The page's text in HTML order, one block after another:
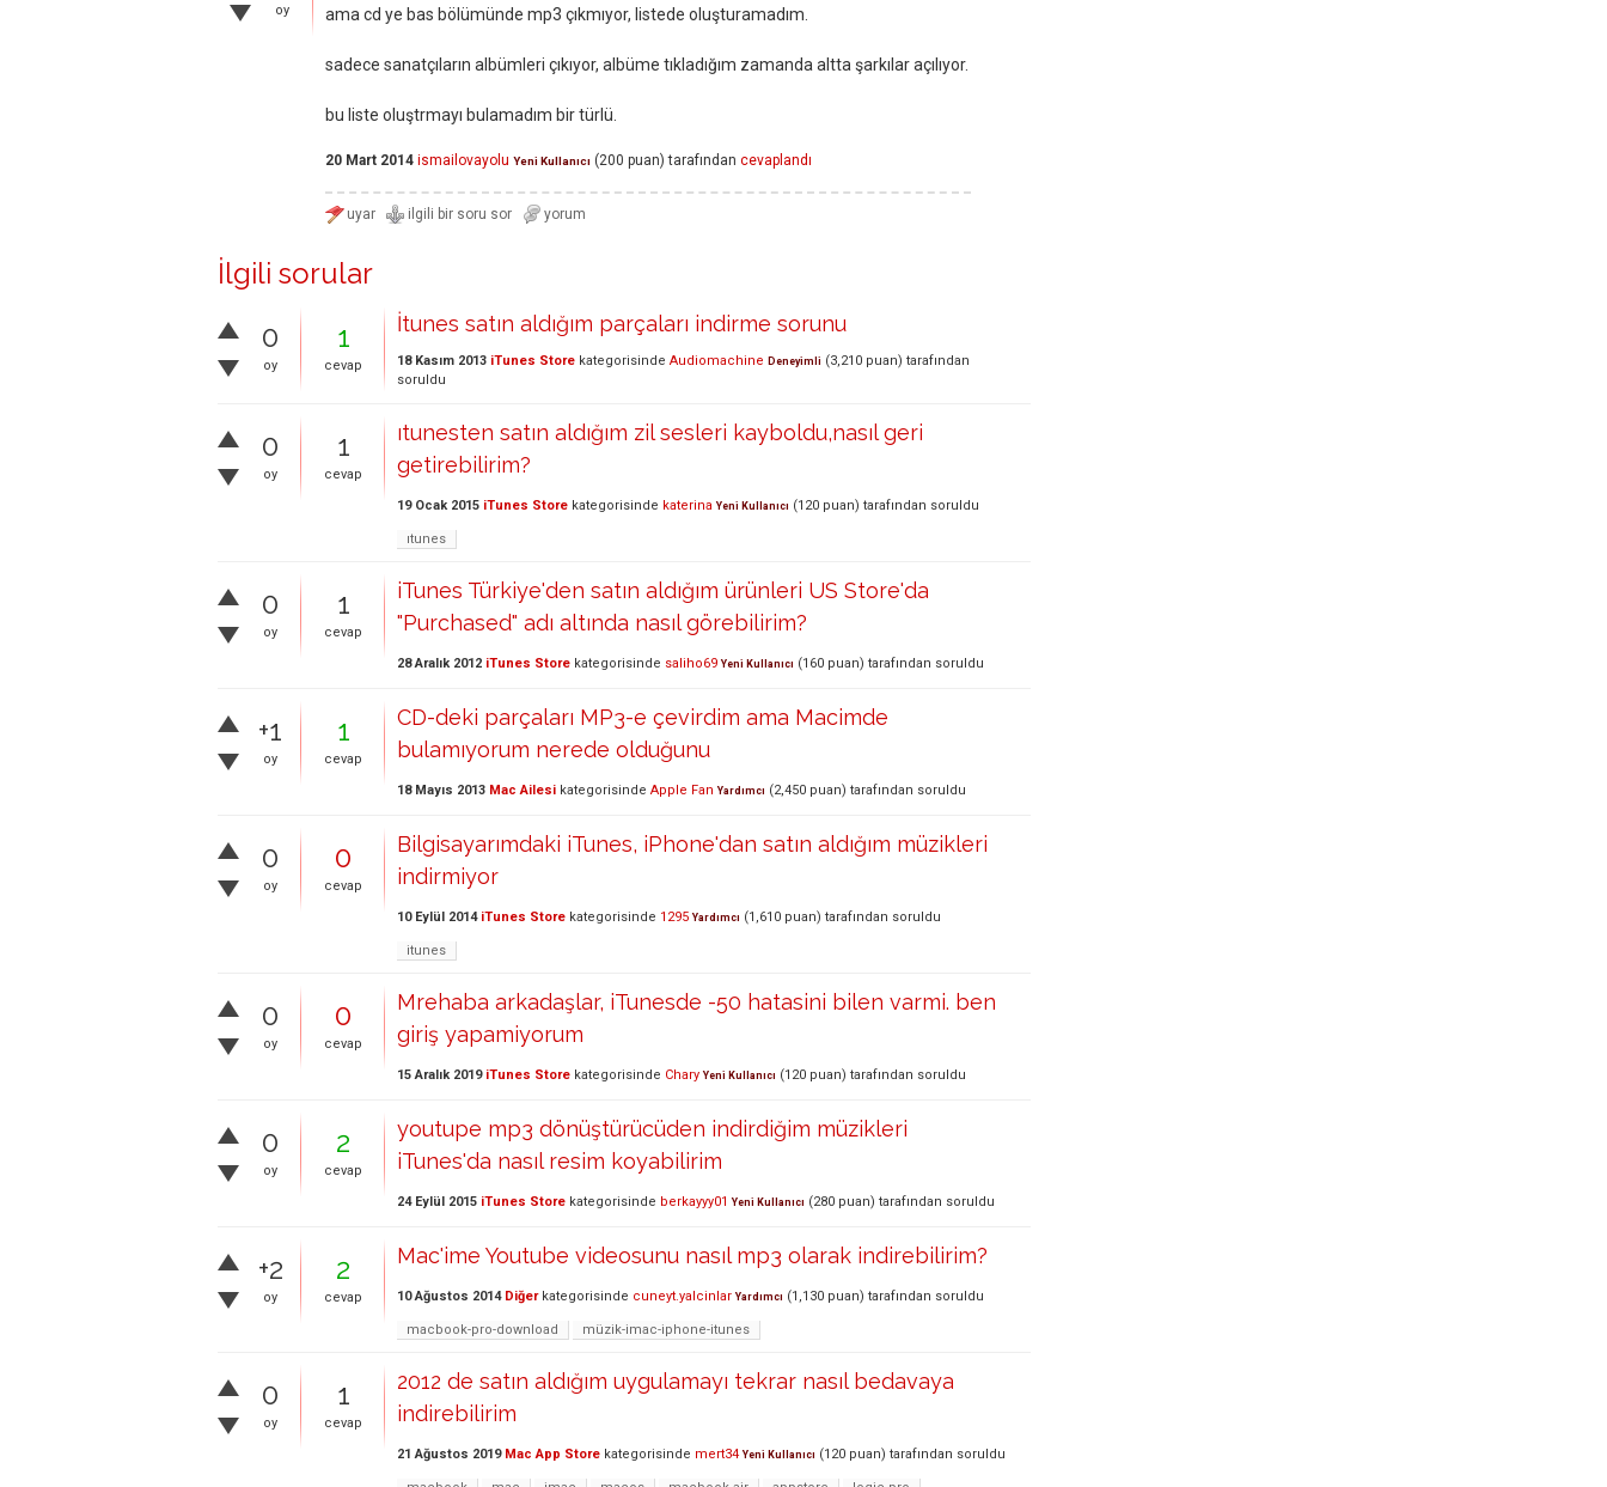
oy ama cd ye bas bölümünde mp3 çıkmıyor, listede oluşturamadım.
sadece sanatçıların albümleri çıkıyor, albüme tıkladığım zamanda altta şarkılar açılıyor.
bu liste oluştrmayı bulamadım bir türlü.
20 Mart 2014 ismailovayolu Yeni Kullanıcı (200 puan) tarafından cevaplandı
İlgili sorular
0
oy
1
cevap
İtunes satın aldığım parçaları indirme sorunu
18 Kasım 2013 iTunes Store kategorisinde Audiomachine Deneyimli (3,210 puan) tarafından
soruldu
0
oy
1
cevap
ıtunesten satın aldığım zil sesleri kayboldu,nasıl geri
getirebilirim?
19 Ocak 2015 iTunes Store kategorisinde katerina Yeni Kullanıcı (120 puan) tarafından soruldu
ıtunes
0
oy
1
cevap
iTunes Türkiye'den satın aldığım ürünleri US Store'da
"Purchased" adı altında nasıl görebilirim?
28 Aralık 2012 iTunes Store kategorisinde saliho69 Yeni Kullanıcı (160 puan) tarafından soruldu
+1
oy
1
cevap
CD-deki parçaları MP3-e çevirdim ama Macimde
bulamıyorum nerede olduğunu
18 Mayıs 2013 Mac Ailesi kategorisinde Apple Fan Yardımcı (2,450 puan) tarafından soruldu
0
oy
0
cevap
Bilgisayarımdaki iTunes, iPhone'dan satın aldığım müzikleri
indirmiyor
10 Eylül 2014 iTunes Store kategorisinde 1295 Yardımcı (1,610 puan) tarafından soruldu
itunes
0
oy
0
cevap
Mrehaba arkadaşlar, iTunesde -50 hatasini bilen varmi. ben
giriş yapamiyorum
15 Aralık 2019 iTunes Store kategorisinde Chary Yeni Kullanıcı (120 puan) tarafından soruldu
0
oy
2
cevap
youtupe mp3 dönüştürücüden indirdiğim müzikleri
iTunes'da nasıl resim koyabilirim
24 Eylül 2015 iTunes Store kategorisinde berkayyy01 Yeni Kullanıcı (280 puan) tarafından soruldu
+2
oy
2
cevap
Mac'ime Youtube videosunu nasıl mp3 olarak indirebilirim?
10 Ağustos 2014 Diğerkategorisinde cuneyt.yalcinlar Yardımcı (1,130 puan) tarafından soruldu
macbook-pro-download müzik-imac-iphone-itunes
0
oy
1
cevap
2012 de satın aldığım uygulamayı tekrar nasıl bedavaya
indirebilirim
21 Ağustos 2019 Mac App Store kategorisinde mert34 Yeni Kullanıcı (120 puan) tarafından soruldu